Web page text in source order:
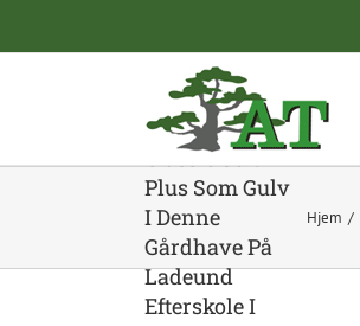
content
Kunstgræs Fra
NKI Easy
Classic Soft
Plus Som Gulv
I Denne
Gårdhave På
Ladeund
Efterskole I
Hjem